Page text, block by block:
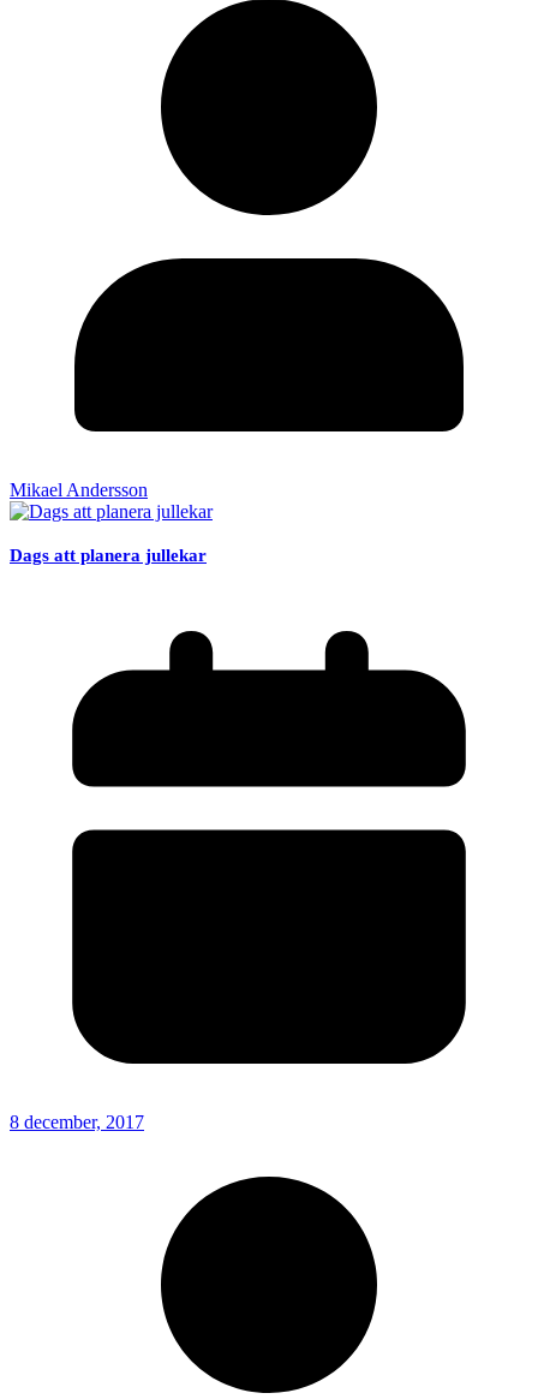
Mikael Andersson
Dags att planera jullekar
8 december, 2017